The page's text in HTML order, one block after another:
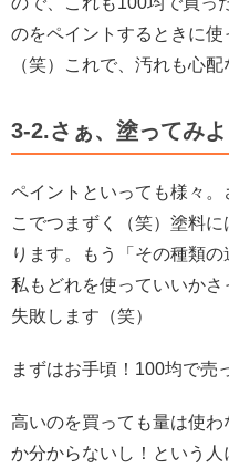
のをペイントするときに
（笑）これで、汚れも心配
3-2.さぁ、塗ってみよ
ペイントといっても様々
こでつまずく（笑） 塗料に
ります。もう「その種類の
私もどれを使っていいか
失敗します（笑）
まずはお手頃！100均で売
高いのを買っても量は使
か分からないし！という